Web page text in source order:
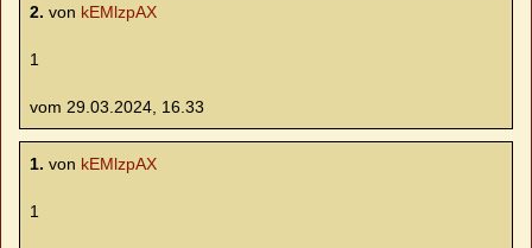
2. von kEMlzpAX
1
vom 29.03.2024, 16.33
1. von kEMlzpAX
1